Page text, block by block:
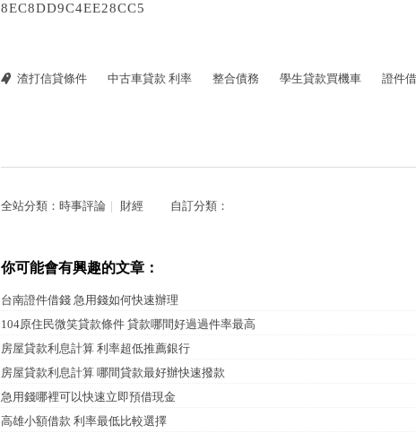
8EC8DD9C4EE28CC5
渣打信貸條件 中古車貸款 利率 整合債務 學生貸款買機車 證件
全站分類： 時事評論 財經 自訂分類：
你可能會有興趣的文章：
台南證件借錢 急用錢如何快速辦理
104原住民微笑貸款條件 貸款哪間好過過件率最高
房屋貸款利息計算 利率超低推薦銀行
房屋貸款利息計算 哪間貸款最好辦快速撥款
急用錢哪裡可以快速立即預借現金
高雄小額借款 利率最低比較選擇